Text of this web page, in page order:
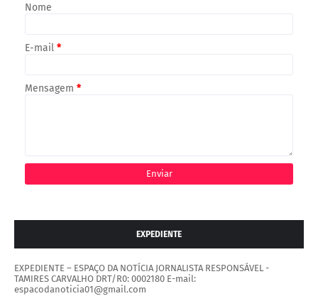
Nome
E-mail *
Mensagem *
EXPEDIENTE
EXPEDIENTE – ESPAÇO DA NOTÍCIA JORNALISTA RESPONSÁVEL -
TAMIRES CARVALHO DRT/R0: 0002180 E-mail:
espacodanoticia01@gmail.com